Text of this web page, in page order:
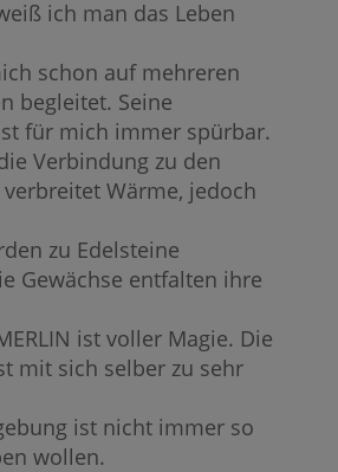
ich man das Leben
schon auf mehreren
begleitet. Seine
für mich immer spürbar.
Verbindung zu den
verbreitet Wärme, jedoch
zu Edelsteine
Gewächse entfalten ihre
ist voller Magie. Die
mit sich selber zu sehr
ist nicht immer so
wollen.